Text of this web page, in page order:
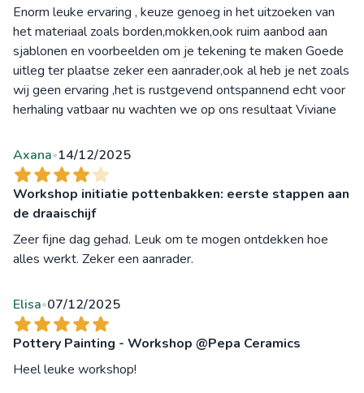
Enorm leuke ervaring , keuze genoeg in het uitzoeken van
het materiaal zoals borden,mokken,ook ruim aanbod aan
sjablonen en voorbeelden om je tekening te maken Goede
uitleg ter plaatse zeker een aanrader,ook al heb je net zoals
wij geen ervaring ,het is rustgevend ontspannend echt voor
herhaling vatbaar nu wachten we op ons resultaat Viviane
Axana•14/12/2025
Workshop initiatie pottenbakken: eerste stappen aan
de draaischijf
Zeer fijne dag gehad. Leuk om te mogen ontdekken hoe
alles werkt. Zeker een aanrader.
Elisa•07/12/2025
Pottery Painting - Workshop @Pepa Ceramics
Heel leuke workshop!